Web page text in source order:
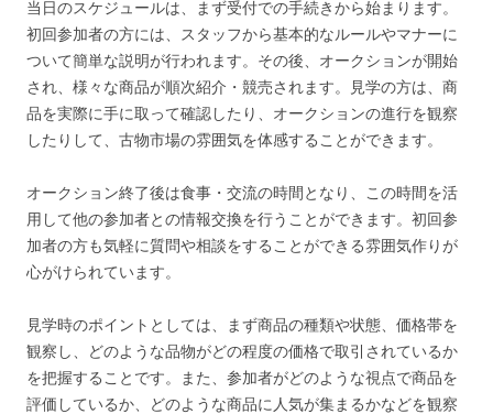
当日のスケジュールは、まず受付での手続きから始まります。
初回参加者の方には、スタッフから基本的なルールやマナーに
ついて簡単な説明が行われます。その後、オークションが開始
され、様々な商品が順次紹介・競売されます。見学の方は、商
品を実際に手に取って確認したり、オークションの進行を観察
したりして、古物市場の雰囲気を体感することができます。
オークション終了後は食事・交流の時間となり、この時間を活
用して他の参加者との情報交換を行うことができます。初回参
加者の方も気軽に質問や相談をすることができる雰囲気作りが
心がけられています。
見学時のポイントとしては、まず商品の種類や状態、価格帯を
観察し、どのような品物がどの程度の価格で取引されているか
を把握することです。また、参加者がどのような視点で商品を
評価しているか、どのような商品に人気が集まるかなどを観察